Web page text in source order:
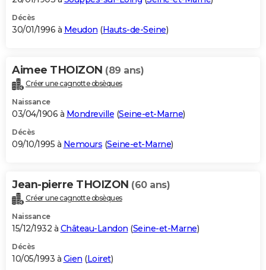
Décès
30/01/1996 à Meudon (Hauts-de-Seine)
Aimee THOIZON (89 ans)
Créer une cagnotte obsèques
Naissance
03/04/1906 à Mondreville (Seine-et-Marne)
Décès
09/10/1995 à Nemours (Seine-et-Marne)
Jean-pierre THOIZON (60 ans)
Créer une cagnotte obsèques
Naissance
15/12/1932 à Château-Landon (Seine-et-Marne)
Décès
10/05/1993 à Gien (Loiret)